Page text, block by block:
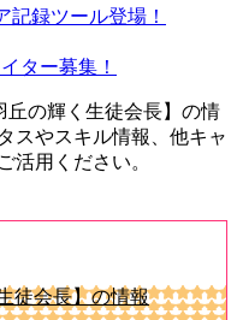
記録ツール登場！
ター募集！
丘の輝く生徒会長】の情
スやスキル情報、他キャ
活用ください。
徒会長】の情報